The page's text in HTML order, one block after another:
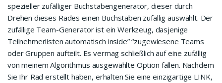
spezieller zufälliger Buchstabengenerator, dieser durch
Drehen dieses Rades einen Buchstaben zufällig auswählt. Der
zufällige Team-Generator ist ein Werkzeug, dasjenige
Teilnehmerlisten automatisch inside” “zugewiesene Teams
oder Gruppen aufteilt. Es vermag schließlich auf eine zufällig
von meinem Algorithmus ausgewählte Option fallen. Nachdem
Sie Ihr Rad erstellt haben, erhalten Sie eine einzigartige LINK,